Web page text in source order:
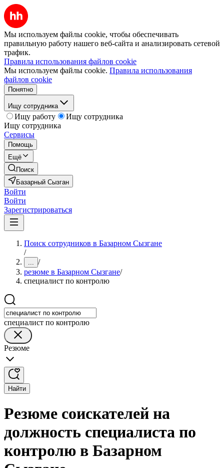
Мы используем файлы cookie, чтобы обеспечивать
правильную работу нашего веб-сайта и анализировать сетевой
трафик.
Правила использования файлов cookie
Мы используем файлы cookie. Правила использования
файлов cookie
Понятно
Ищу сотрудника
Ищу работу
Ищу сотрудника
Ищу сотрудника
Сервисы
Помощь
Ещё
Поиск
Базарный Сызган
Войти
Войти
Зарегистрироваться
Поиск сотрудников в Базарном Сызгане
/
... /
резюме в Базарном Сызгане/
специалист по контролю
специалист по контролю
Резюме
Найти
Резюме соискателей на
должность специалиста по
контролю в Базарном